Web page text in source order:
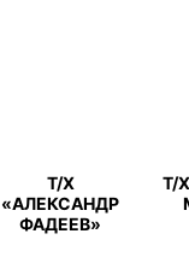
Т/Х
«АЛЕКСАНДР
ФАДЕЕВ»
Т/